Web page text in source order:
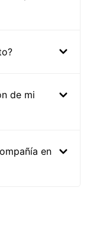
de mi
en